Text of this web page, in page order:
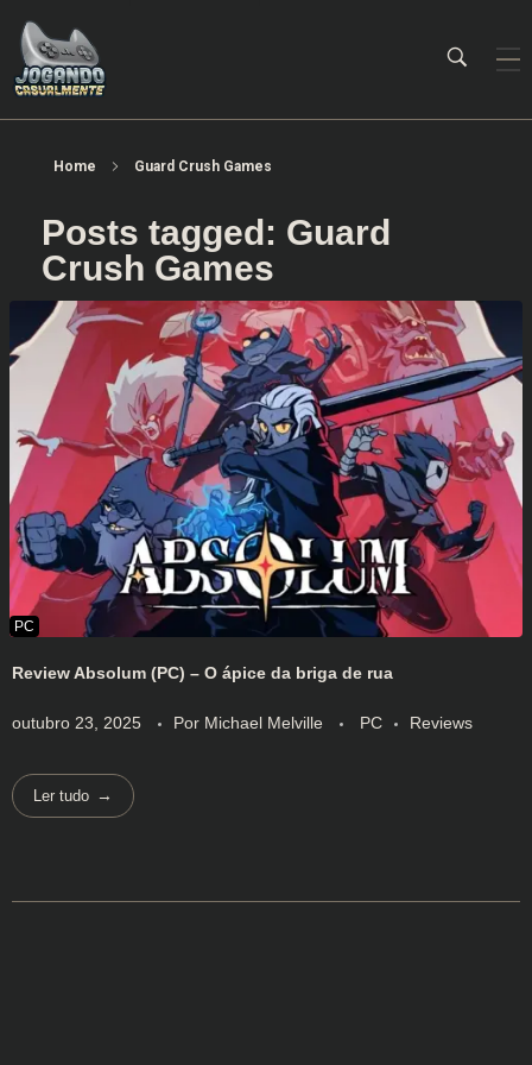
Home Guard Crush Games
Posts tagged: Guard
Crush Games
Review Absolum (PC) – O ápice da briga de rua
outubro 23, 2025 Por Michael Melville PC Reviews
Ler tudo